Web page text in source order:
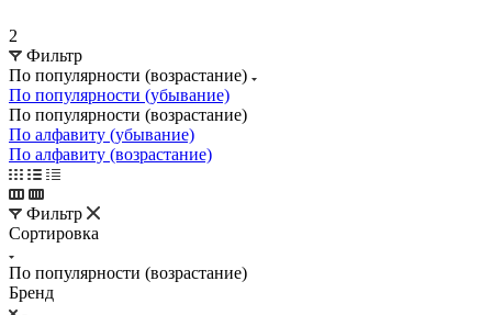
2
Фильтр
По популярности (возрастание)
По популярности (убывание)
По популярности (возрастание)
По алфавиту (убывание)
По алфавиту (возрастание)
Фильтр
Сортировка
По популярности (возрастание)
Бренд